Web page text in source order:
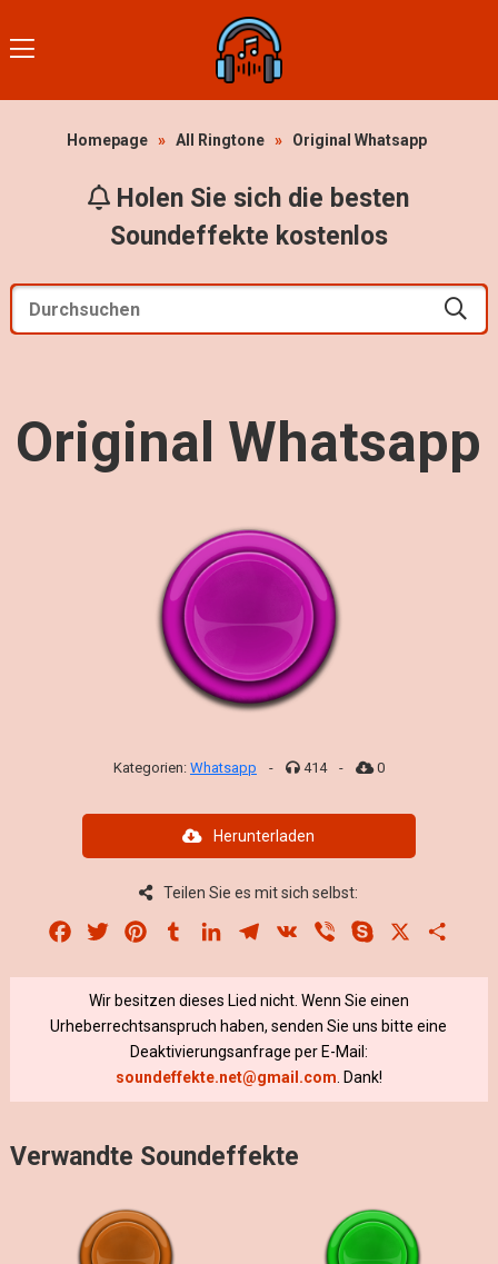
Homepage » All Ringtone » Original Whatsapp
Holen Sie sich die besten
Soundeffekte kostenlos
Original Whatsapp
Kategorien: Whatsapp - 414 - 0
Herunterladen
Teilen Sie es mit sich selbst:
Facebook
Twitter PinterestTumblrLinkedInTelegram
VK Viber Skype
Wir besitzen dieses Lied nicht. Wenn Sie einen
Urheberrechtsanspruch haben, senden Sie uns bitte eine
Deaktivierungsanfrage per E-Mail:
soundeffekte.net@gmail.com . Dank!
Verwandte Soundeffekte